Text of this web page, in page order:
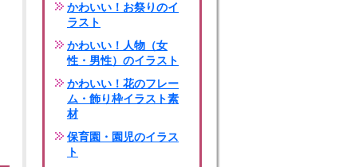
かわいい！お祭りのイ
ラスト
かわいい！人物（女
性・男性）のイラスト
かわいい！花のフレー
ム・飾り枠イラスト素
材
保育園・園児のイラス
ト